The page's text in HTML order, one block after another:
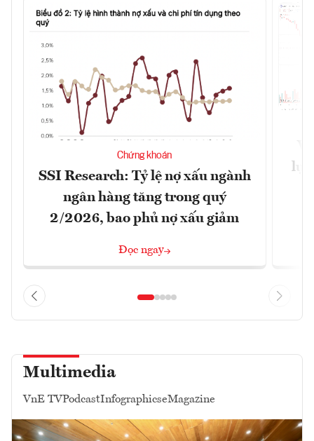
Chứng khoán
SSI Research: Tỷ lệ nợ xấu ngành
ngân hàng tăng trong quý
2/2026, bao phủ nợ xấu giảm
Đọc ngay
lực
Multimedia
VnE TVPodcastInfographicseMagazine